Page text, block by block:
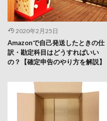
2020年2月25日
Amazonで自己発送したときの仕
訳・勘定科目はどうすればいい
の？【確定申告のやり方を解説】